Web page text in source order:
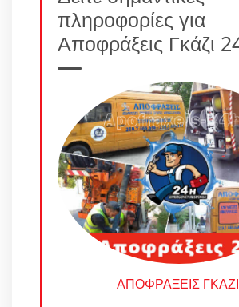
πληροφορίες για
Αποφράξεις Γκάζι
ΑΠΟΦΡΑΞΕΙΣ ΓΚΑΖΙ